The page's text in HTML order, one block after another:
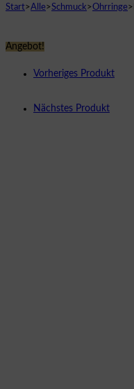
Start>Alle>Schmuck>Ohrringe>
Angebot!
Vorheriges Produkt
Nächstes Produkt